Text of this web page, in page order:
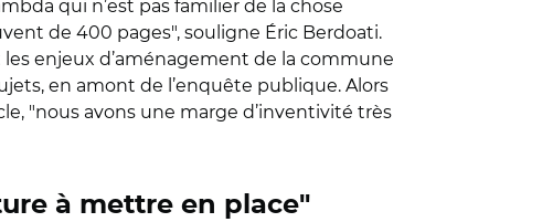
qui n’est pas familier de la chose
de 400 pages", souligne Éric Berdoati.
enjeux d’aménagement de la commune
en amont de l’enquête publique. Alors
"nous avons une marge d’inventivité très
à mettre en place"